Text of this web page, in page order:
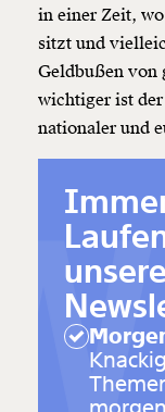
in einer Zeit,
sitzt und
Geldbußen von
wichtiger ist
nationaler und